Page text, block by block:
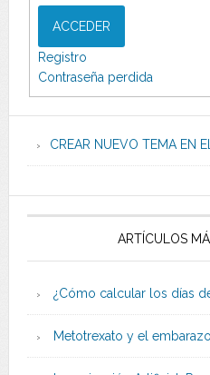
ACCEDER
Registro
Contraseña perdida
CREAR NUEVO TEMA EN
ARTÍCULOS
¿Cómo calcular los días
Metotrexato y el